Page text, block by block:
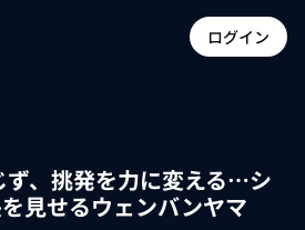
ログイン
ず、挑発を力に変える…シ
見せるウェンバンヤマ